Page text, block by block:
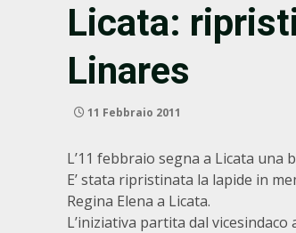
Licata:
Linares
11 Febbraio 2011
L’11 febbraio segna a Licata
E’ stata ripristinata la lapide in
Regina Elena a Licata.
L’iniziativa partita dal